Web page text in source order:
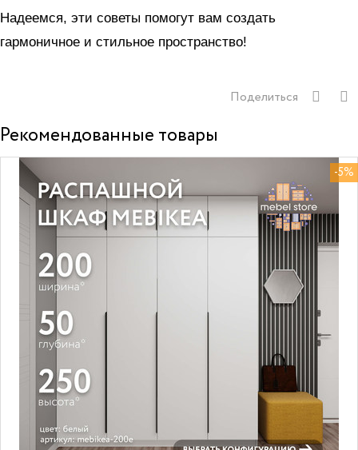
Надеемся, эти советы помогут вам создать
гармоничное и стильное пространство!
Поделиться
Рекомендованные товары
-5%